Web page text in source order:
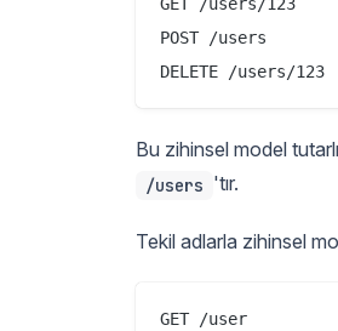
POST /users
Bu zihinsel model
/users 'tır.
Tekil adlarla zihinsel
GET /user